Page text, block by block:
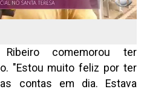
comemorou ter
"Estou muito feliz por ter
contas em dia. Estava